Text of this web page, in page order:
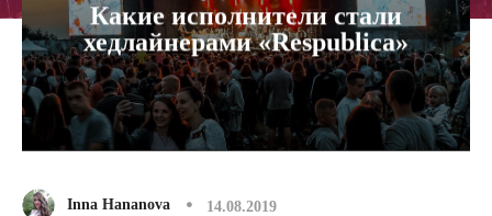
Какие исполнители стали
хедлайнерами «Respublica»
Inna Hananova 14.08.2019